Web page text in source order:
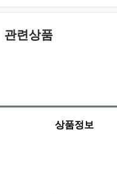
관련상품
상품정보